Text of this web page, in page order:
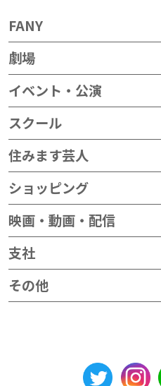
FANY
劇場
イベント・公演
スクール
住みます芸人
ショッピング
映画・動画・配信
支社
その他